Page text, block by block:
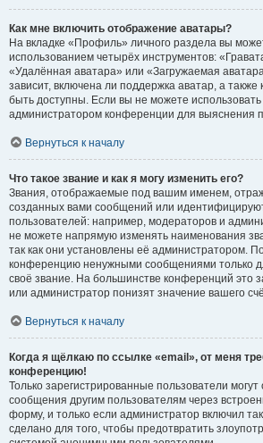
Как мне включить отображение аватары?
На вкладке «Профиль» личного раздела вы
использованием четырёх инструментов:
«Удалённая аватара» или «Загружаемая
зависит, включена ли поддержка аватар, а также
быть доступны. Если вы не можете
администратором конференции для выяснения
Вернуться к началу
Что такое звание и как я могу изменить его?
Звания, отображаемые под вашим именем,
созданных вами сообщений или
пользователей: например, модераторов и
не можете напрямую изменять наименования
так как они установлены её администратором.
конференцию ненужными сообщениями только
своё звание. На большинстве конференций это
или администратор понизят значение вашего
Вернуться к началу
Когда я щёлкаю по ссылке «email», от меня
конференцию!
Только зарегистрированные пользователи
сообщения другим пользователям через
форму, и только если администратор включил
сделано для того, чтобы предотвратить